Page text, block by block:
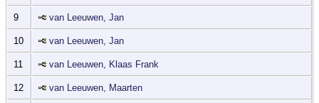
9 van Leeuwen, Jan
10 van Leeuwen, Jan
11 van Leeuwen, Klaas Frank
12 van Leeuwen, Maarten